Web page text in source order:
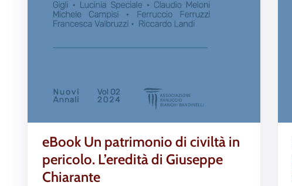
eBook Un patrimonio di civiltà in
pericolo. L’eredità di Giuseppe
Chiarante